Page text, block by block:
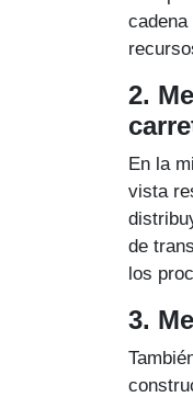
2.
En la
vista
de
los
3.